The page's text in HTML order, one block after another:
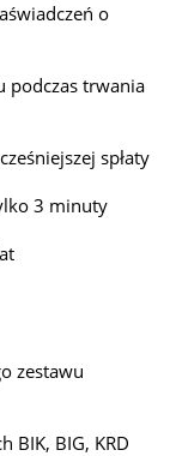
o
podczas trwania
spłaty
3 minuty
zestawu
BIK, BIG, KRD